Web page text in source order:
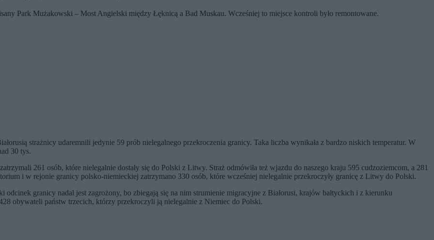
Park Mużakowski – Most Angielski między Łęknicą a Bad Muskau. Wcześniej to miejsce kontroli było remontowane.
strażnicy udaremnili jedynie 59 prób nielegalnego przekroczenia granicy. Taka liczba wynikała z bardzo niskich temperatur. W
30 tys.
261 osób, które nielegalnie dostały się do Polski z Litwy. Straż odmówiła też wjazdu do naszego kraju 595 cudzoziemcom, a 281
i w rejonie granicy polsko-niemieckiej zatrzymano 330 osób, które wcześniej nielegalnie przekroczyły granicę z Litwy do Polski.
odcinek granicy nadal jest zagrożony, bo zbiegają się na nim strumienie migracyjne z Białorusi, krajów bałtyckich i z kierunku
obywateli państw trzecich, którzy przekroczyli ją nielegalnie z Niemiec do Polski.